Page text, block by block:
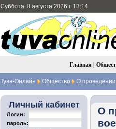
Суббота, 8 августа 2026 г. 13:14
Главная |
Тува-Онлайн Общество О проведении
Личный кабинет
Логин:
пароль:
О